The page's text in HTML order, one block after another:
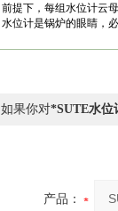
前提下，每组水位计云
水位计是锅炉的眼睛，
如果你对*SUTE水位
产品：